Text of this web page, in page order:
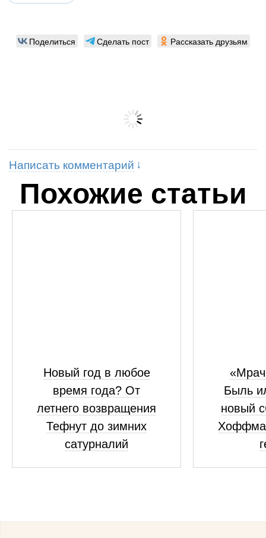
Поделиться Сделать пост Рассказать друзьям
Написать комментарий
Похожие статьи
Новый год в любое
время года? От
летнего возвращения
Тефнут до зимних
сатурналий
Быль
новый